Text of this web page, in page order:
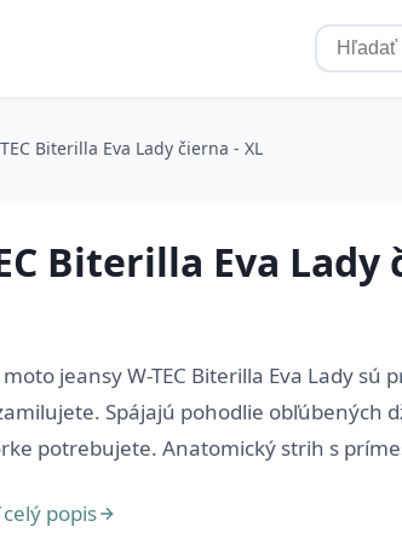
Biterilla Eva Lady čierna - XL
Biterilla Eva Lady
jeansy W-TEC Biterilla Eva Lady sú
Spájajú pohodlie obľúbených
potrebujete. Anatomický strih s
popis